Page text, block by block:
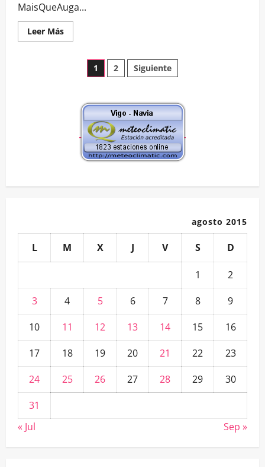
MaisQueAuga...
Leer MásLeer
más
Imágenes
centro
que…
Paginación
de
entradas
1 2 Siguiente
agosto 2015
L M X J V S D
1
2
3
4 5 6 7 8
9
10
11 12 13 14 15
16
17
18 19 20 21 22
23
24
25 26 27 28 29
30
31
« Jul
Sep »